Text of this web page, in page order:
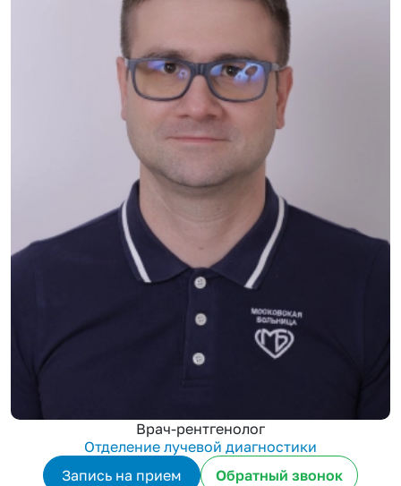
Врач-рентгенолог
Отделение лучевой диагностики
Запись на прием
Обратный звонок